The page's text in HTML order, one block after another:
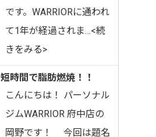
です。⁡WARRIORに通われ
て1年が経過されま…<続
きをみる>
短時間で脂肪燃焼！！
こんにちは！ パーソナル
ジムWARRIOR 府中店の
岡野です！ 今回は題名